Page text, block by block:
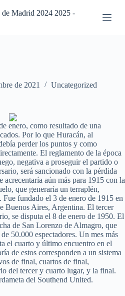
Madrid 2024 2025 -
de 2021 Uncategorized
enero, como resultado de una
Por lo que Huracán, al
perder los puntos y como
El reglamento de la época
negativa a proseguir el partido o
será sancionado con la pérdida
acrecentaría aún más para 1915 con la
que generaría un terraplén,
fundado el 3 de enero de 1915 en
Buenos Aires, Argentina. El tercer
se disputa el 8 de enero de 1950. El
de San Lorenzo de Almagro, que
50.000 espectadores. Un mes más
el cuarto y último encuentro en el
de estos corresponden a un sistema
de final, cuartos de final,
del tercer y cuarto lugar, y la final.
del Southend United.